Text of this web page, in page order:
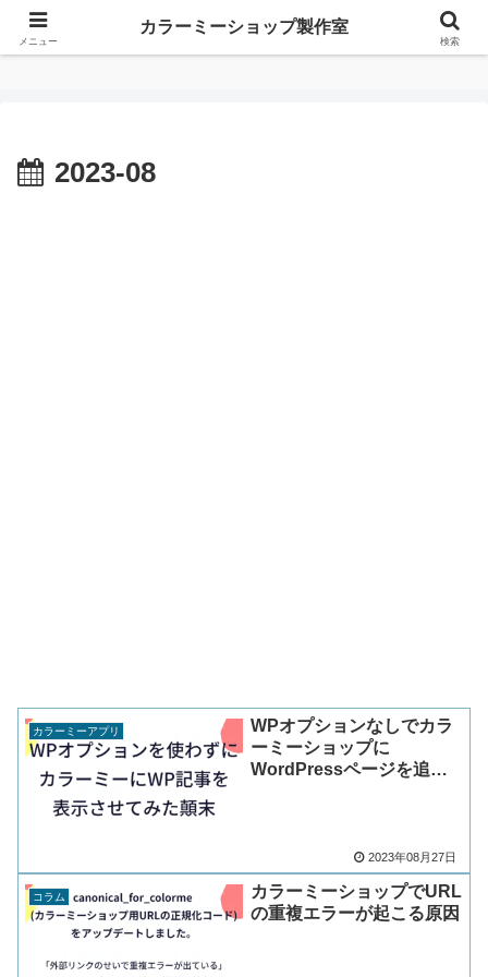
カラーミーショップ製作室
2023-08
カラーミーアプリ
WPオプションなしでカラ
ーミーショップに
WordPressページを追加
2023年08月27日
コラム
カラーミーショップでURL
の重複エラーが起こる原因
メニュー
カラーミーショップ製作室
検索